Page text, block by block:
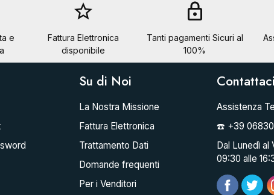
e
star_border
Fattura Elettronica
disponibile
lock
Tanti pagamenti Sicuri al
100%
Su di Noi
La Nostra Missione
Fattura Elettronica
Trattamento Dati
Domande frequenti
Per i Venditori
Contattaci
Assistenza
☎️ +39
Dal Lunedì al
09:30 alle